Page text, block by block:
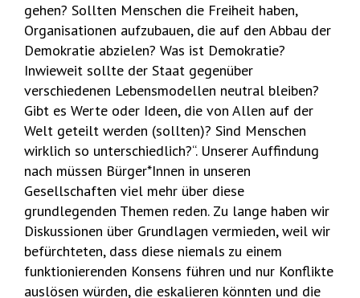
gehen? Sollten Menschen die Freiheit haben,
Organisationen aufzubauen, die auf den Abbau der
Demokratie abzielen? Was ist Demokratie?
Inwieweit sollte der Staat gegenüber
verschiedenen Lebensmodellen neutral bleiben?
Gibt es Werte oder Ideen, die von Allen auf der
Welt geteilt werden (sollten)? Sind Menschen
wirklich so unterschiedlich?“. Unserer Auffindung
nach müssen Bürger*Innen in unseren
Gesellschaften viel mehr über diese
grundlegenden Themen reden. Zu lange haben wir
Diskussionen über Grundlagen vermieden, weil wir
befürchteten, dass diese niemals zu einem
funktionierenden Konsens führen und nur Konflikte
auslösen würden, die eskalieren könnten und die